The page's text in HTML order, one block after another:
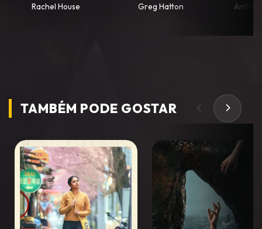
Rachel House Greg Hatton
TAMBÉM PODE GOSTAR